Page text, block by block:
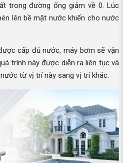
trong đường ống giảm về 0. Lúc
lên bề mặt nước khiến cho nước
cấp đủ nước, máy bơm sẽ vận
trình này được diễn ra liên tục và
từ vị trí này sang vị trí khác.